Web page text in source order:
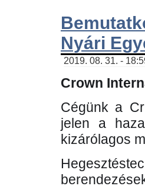
Nyári
2019. 08. 31. -
Crown
Cégünk a
jelen a
kizárólagos